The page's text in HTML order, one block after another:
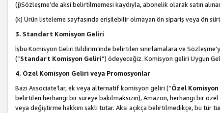
(j)Sözleşme’de aksi belirtilmemesi kaydıyla, abonelik olarak satın
(k) Ürün listeleme sayfasında erişilebilir olmayan ön sipariş veya ön
3. Standart Komisyon Geliri
İşbu Komisyon Geliri Bildirim’inde belirtilen sınırlamalara ve
(“Standart Komisyon Geliri”) ödeyeceğiz. Komisyon geliri Uygun
4. Özel Komisyon Geliri veya Promosyonlar
Bazı Associate’lar, ek veya alternatif komisyon geliri (“Özel
belirtilen herhangi bir süreye bakılmaksızın), Amazon, herhangi bir
veya değiştirme hakkını saklı tutar. Aksi açıkça belirtilmedikçe, bu tür